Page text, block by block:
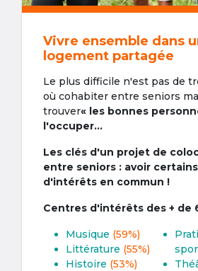
Vivre ensemble dans
logement partagée
Le plus difficile n'est pas de
où cohabiter entre seniors
trouver« les bonnes
l'occuper...
Les clés d'un projet de
entre seniors : avoir
d'intérêts en commun !
Centres d'intérêts des + de
Musique (59%)
Littérature (55%)
Histoire (53%)